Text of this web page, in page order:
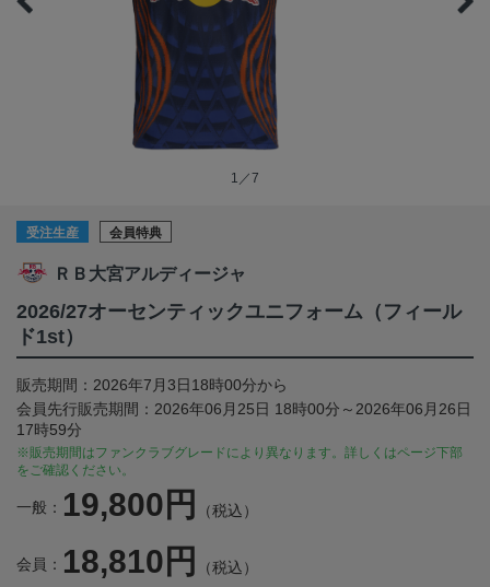
1／7
受注生産 会員特典
ＲＢ大宮アルディージャ
2026/27オーセンティックユニフォーム（フィール
ド1st）
販売期間：2026年7月3日18時00分から
会員先行販売期間：2026年06月25日 18時00分～2026年06月26日
17時59分
※販売期間はファンクラブグレードにより異なります。詳しくはページ下部
をご確認ください。
一般： 19,800円 （税込）
会員： 18,810円 （税込）